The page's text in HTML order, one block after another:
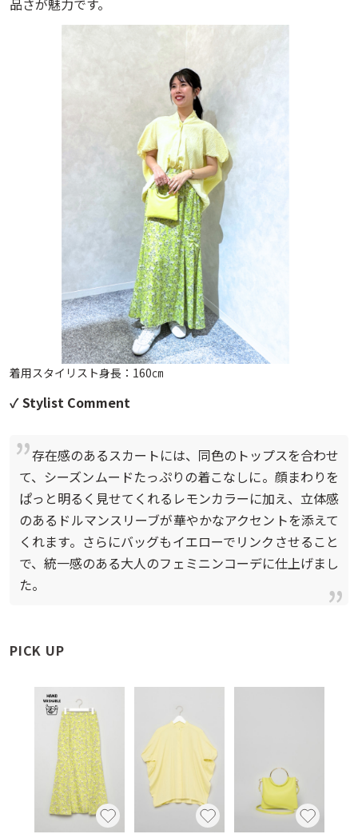
品さが魅力です。
着用スタイリスト身長：160㎝
✓ Stylist Comment
存在感のあるスカートには、同色のトップスを合わせ
て、シーズンムードたっぷりの着こなしに。顔まわりを
ぱっと明るく見せてくれるレモンカラーに加え、立体感
のあるドルマンスリーブが華やかなアクセントを添えて
くれます。さらにバッグもイエローでリンクさせること
で、統一感のある大人のフェミニンコーデに仕上げまし
た。
PICK UP